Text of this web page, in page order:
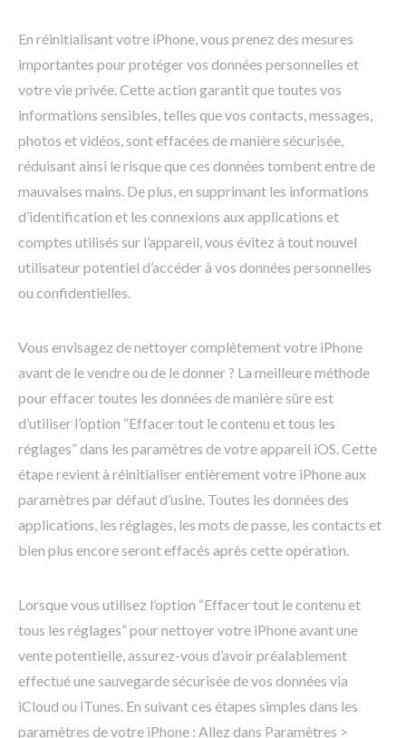
En réinitialisant votre iPhone, vous prenez des mesures
importantes pour protéger vos données personnelles et
votre vie privée. Cette action garantit que toutes vos
informations sensibles, telles que vos contacts, messages,
photos et vidéos, sont effacées de manière sécurisée,
réduisant ainsi le risque que ces données tombent entre de
mauvaises mains. De plus, en supprimant les informations
d’identification et les connexions aux applications et
comptes utilisés sur l’appareil, vous évitez à tout nouvel
utilisateur potentiel d’accéder à vos données personnelles
ou confidentielles.
Vous envisagez de nettoyer complètement votre iPhone
avant de le vendre ou de le donner ? La meilleure méthode
pour effacer toutes les données de manière sûre est
d’utiliser l’option “Effacer tout le contenu et tous les
réglages” dans les paramètres de votre appareil iOS. Cette
étape revient à réinitialiser entièrement votre iPhone aux
paramètres par défaut d’usine. Toutes les données des
applications, les réglages, les mots de passe, les contacts et
bien plus encore seront effacés après cette opération.
Lorsque vous utilisez l’option “Effacer tout le contenu et
tous les réglages” pour nettoyer votre iPhone avant une
vente potentielle, assurez-vous d’avoir préalablement
effectué une sauvegarde sécurisée de vos données via
iCloud ou iTunes. En suivant ces étapes simples dans les
paramètres de votre iPhone : Allez dans Paramètres >